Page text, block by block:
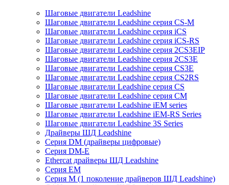
Шаговые двигатели Leadshine
Шаговые двигатели Leadshine серия CS-M
Шаговые двигатели Leadshine серия iCS
Шаговые двигатели Leadshine серия iCS-RS
Шаговые двигатели Leadshine серия 2CS3EIP
Шаговые двигатели Leadshine серия 2CS3E
Шаговые двигатели Leadshine серия CS3E
Шаговые двигатели Leadshine серия CS2RS
Шаговые двигатели Leadshine серия CS
Шаговые двигатели Leadshine серия CM
Шаговые двигатели Leadshine iEM series
Шаговые двигатели Leadshine iEM-RS Series
Шаговые двигатели Leadshine 3S Series
Драйверы ШД Leadshine
Серия DM (драйверы цифровые)
Серия DM-E
Ethercat драйверы ШД Leadshine
Серия EM
Серия M (1 поколение драйверов ШД Leadshine)